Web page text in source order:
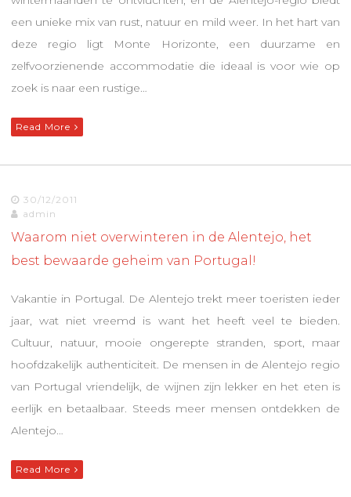
een unieke mix van rust, natuur en mild weer. In het hart van
deze regio ligt Monte Horizonte, een duurzame en
zelfvoorzienende accommodatie die ideaal is voor wie op
zoek is naar een rustige…
Read More
30/12/2011
admin
Waarom niet overwinteren in de Alentejo, het
best bewaarde geheim van Portugal!
Vakantie in Portugal. De Alentejo trekt meer toeristen ieder
jaar, wat niet vreemd is want het heeft veel te bieden.
Cultuur, natuur, mooie ongerepte stranden, sport, maar
hoofdzakelijk authenticiteit. De mensen in de Alentejo regio
van Portugal vriendelijk, de wijnen zijn lekker en het eten is
eerlijk en betaalbaar. Steeds meer mensen ontdekken de
Alentejo…
Read More